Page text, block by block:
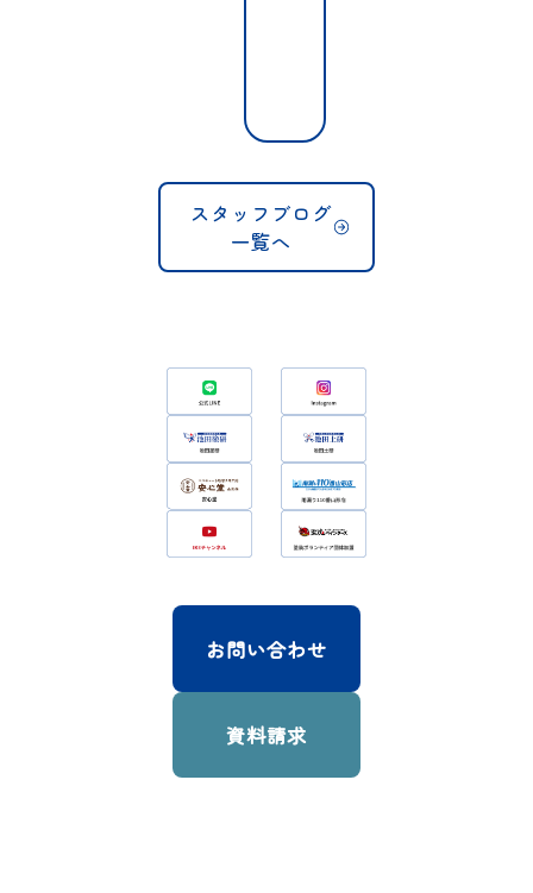
年
特
価
祭
、
ま
た
！
5
月
2
4
土
・
5
日
)
2
日
に
わ
スタッフブログ
一覧へ
お問い合わせ
資料請求